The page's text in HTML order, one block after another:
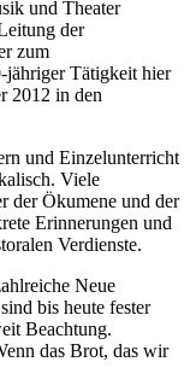
und Theater
der
zum
jähriger Tätigkeit hier
2012 in den
und Einzelunterricht
Viele
der Ökumene und der
Erinnerungen und
Verdienste.
Neue
bis heute fester
Beachtung.
das Brot, das wir